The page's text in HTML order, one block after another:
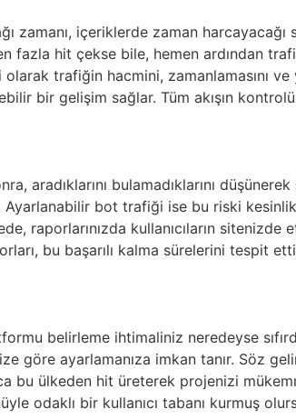
zamanı, içeriklerde zaman harcayacağı
fazla hit çekse bile, hemen ardından
trafiğin hacmini, zamanlamasını
bir gelişim sağlar. Tüm akışın
aradıklarını bulamadıklarını
bot trafiği ise bu riski
raporlarınızda kullanıcıların sitenizde
bu başarılı kalma sürelerini tespit
belirleme ihtimaliniz neredeyse
göre ayarlamanıza imkan tanır. Söz
bu ülkeden hit üreterek projenizi
odaklı bir kullanıcı tabanı kurmuş